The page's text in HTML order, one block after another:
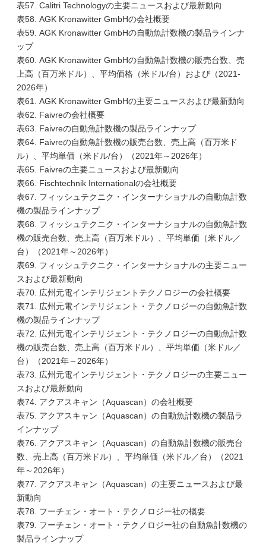
表57. Calitri Technologyの主要ニュースおよび最新動向
表58. AGK Kronawitter GmbHの会社概要
表59. AGK Kronawitter GmbHの自動魚計数機の製品ラインナ
ップ
表60. AGK Kronawitter GmbHの自動魚計数機の販売台数、売
上高（百万米ドル）、平均価格（米ドル/台）および（2021-
2026年）
表61. AGK Kronawitter GmbHの主要ニュースおよび最新動向
表62. Faivreの会社概要
表63. Faivreの自動魚計数機の製品ラインナップ
表64. Faivreの自動魚計数機の販売台数、売上高（百万米ド
ル）、平均単価（米ドル/台）（2021年～2026年）
表65. Faivreの主要ニュースおよび最新動向
表66. Fischtechnik Internationalの会社概要
表67. フィッシュテクニク・インターナショナルの自動魚計数
機の製品ラインナップ
表68. フィッシュテクニク・インターナショナルの自動魚計数
機の販売台数、売上高（百万米ドル）、平均単価（米ドル／
台）（2021年～2026年）
表69. フィッシュテクニク・インターナショナルの主要ニュー
スおよび最新動向
表70. 広州元電インテリジェントテクノロジーの会社概要
表71. 広州元電インテリジェント・テクノロジーの自動魚計数
機の製品ラインナップ
表72. 広州元電インテリジェント・テクノロジーの自動魚計数
機の販売台数、売上高（百万米ドル）、平均単価（米ドル／
台）（2021年～2026年）
表73. 広州元電インテリジェント・テクノロジーの主要ニュー
スおよび最新動向
表74. アクアスキャン（Aquascan）の会社概要
表75. アクアスキャン（Aquascan）の自動魚計数機の製品ラ
インナップ
表76. アクアスキャン（Aquascan）の自動魚計数機の販売台
数、売上高（百万米ドル）、平均単価（米ドル／台）（2021
年～2026年）
表77. アクアスキャン（Aquascan）の主要ニュースおよび最
新動向
表78. フーチェン・オート・テクノロジー社の概要
表79. フーチェン・オート・テクノロジー社の自動魚計数機の
製品ラインナップ